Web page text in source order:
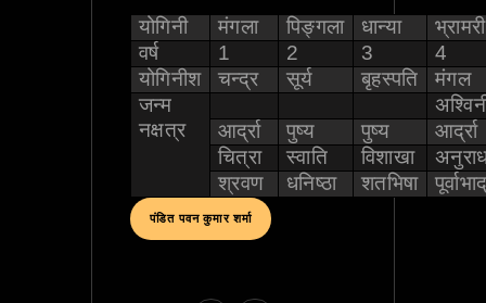
योगिनी मंगला पिङ्गला धान्या
भ्रामरी
वर्ष
1 2 3
4
योगिनीश
चन्द्र सूर्य बृहस्पति
मंगल
जन्म
नक्षत्र
आर्द्रा
पुष्य पुष्य
आर्द्रा
चित्रा
स्वाति विशाखा
श्रवण
धनिष्ठा शतभिषा
पंडित पवन कुमार शर्मा